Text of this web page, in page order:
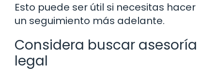
Esto puede ser útil si necesitas hacer
un seguimiento más adelante.
Considera buscar asesoría
legal